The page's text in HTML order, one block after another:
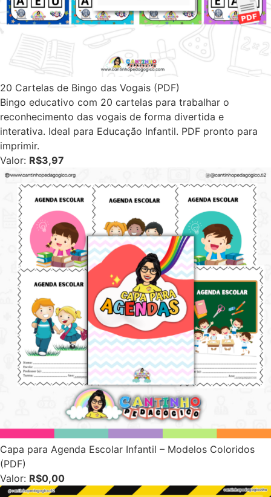
20 Cartelas de Bingo das Vogais (PDF)
Bingo educativo com 20 cartelas para trabalhar o
reconhecimento das vogais de forma divertida e
interativa. Ideal para Educação Infantil. PDF pronto para
imprimir.
Valor: R$3,97
Capa para Agenda Escolar Infantil – Modelos Coloridos
(PDF)
Valor: R$0,00